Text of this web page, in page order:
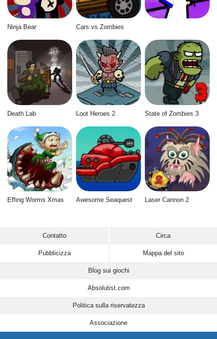
Ninja Bear Cars vs Zombies
Death Lab Loot Heroes 2 State of Zombies 3
Effing Worms Xmas Awesome Seaquest Laser Cannon 2
Contatto Circa
Pubblicizza Mappa del sito
Blog sui giochi
Absolutist.com
Politica sulla riservatezza
Associazione